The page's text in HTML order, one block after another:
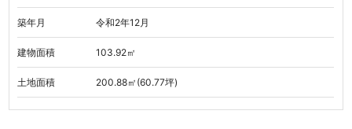
築年月 令和2年12月
建物面積 103.92㎡
土地面積 200.88㎡(60.77坪)